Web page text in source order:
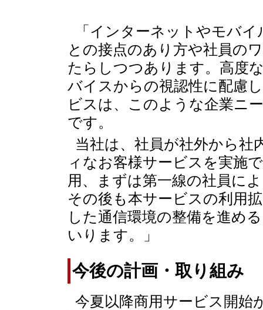
「インターネットやモバ
との接点のあり方や社員の
たらしつつあります。高度
バイスからの視認性に配慮
ビスは、このような企業ニ
です。
当社は、社員が社外から
ィなお客様サービスを実施
用、まずは第一線の社員に
その後も本サービスの利用
した通信環境の整備を進め
いります。」
今後の計画・取り組み
今夏以降商用サービス開始